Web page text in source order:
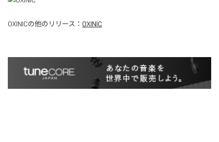
OXINICの他のリリース： OXINIC